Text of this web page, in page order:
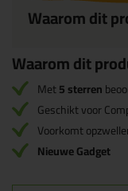
Waarom dit
Waarom dit
Met5 sterren
Geschikt voor
Voorkomt
Nieuwe Gadget